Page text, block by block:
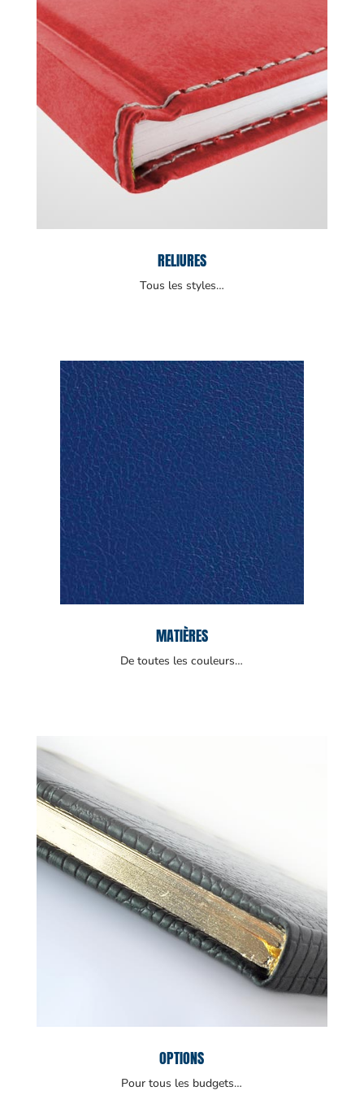
RELIURES
Tous les styles…
MATIÈRES
De toutes les couleurs…
OPTIONS
Pour tous les budgets…